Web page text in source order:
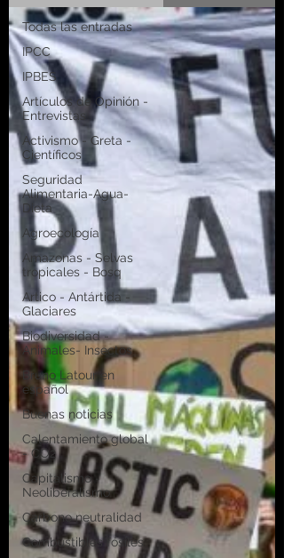
Todas las entradas
IPCC
IPBES
Artículos de Opinión -
Entrevistas
Activismo - Greta -
Científicos
Seguridad
Alimentaria-Agua-
Dieta
Agroecología
Amazonas - Selvas
tropicales - Bosq
Artico - Antártida -
Glaciares
Biodiversidad -
Animales- Insectos
Bruno Latour en
español
Buenas noticias
Calentamiento global
- CO2
Capitalismo -
Neoliberalismo
Carbono neutralidad
Combustibles fósiles